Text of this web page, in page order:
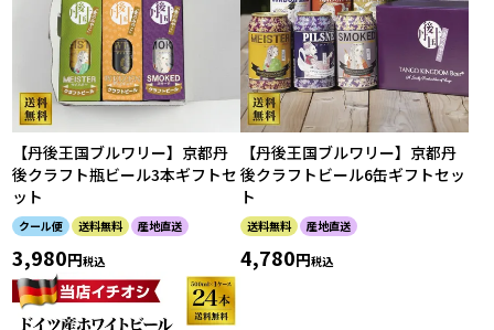
【丹後王国ブルワリー】京都丹
後クラフト瓶ビール3本ギフトセ
ット
クール便 送料無料 産地直送
3,980 税込
【丹後王国ブルワリー】京都丹
後クラフトビール6缶ギフトセッ
ト
送料無料 産地直送
4,780 税込